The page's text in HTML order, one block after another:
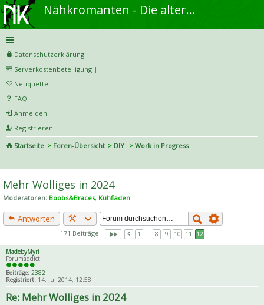
Nähkromanten - Die alternative Näh- und DIY-Community
Datenschutzerklärung |
Serverkostenbeteiligung |
Netiquette |
FAQ |
Anmelden
Registrieren
Startseite
Foren-Übersicht DIY
Work in Progress
he
Mehr Wolliges in 2024
Moderatoren: Boobs&Braces, Kuhfladen
Antworten
171 Beiträge 1 8 9 10 11 12
MadebyMyri
Forumaddict
Beiträge: 2382
Registriert: 14. Jul 2014, 12:58
Re: Mehr Wolliges in 2024